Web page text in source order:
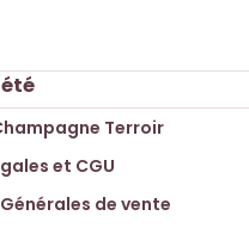
Terroir
et CGU
de vente